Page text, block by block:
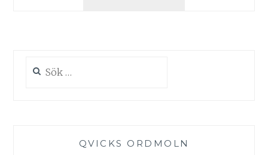
efter:
QVICKS ORDMOLN